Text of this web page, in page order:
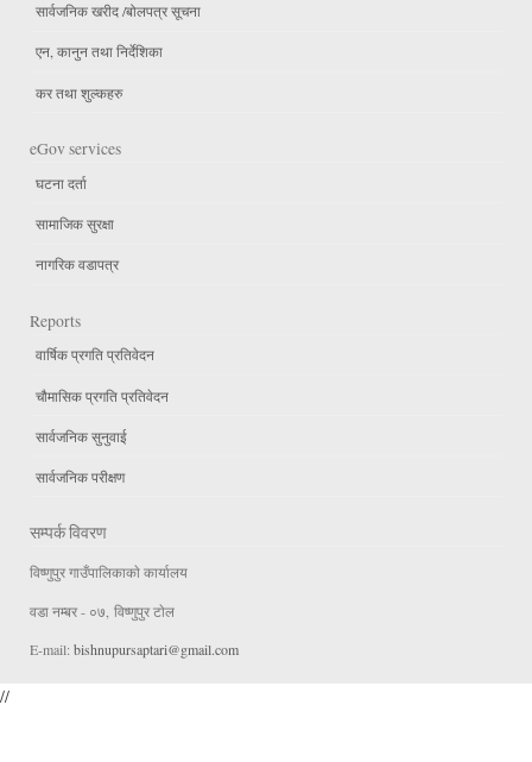
सार्वजनिक खरीद /बोलपत्र सूचना
एन, कानुन तथा निर्देशिका
कर तथा शुल्कहरु
eGov services
घटना दर्ता
सामाजिक सुरक्षा
नागरिक वडापत्र
Reports
वार्षिक प्रगति प्रतिवेदन
चौमासिक प्रगति प्रतिवेदन
सार्वजनिक सुनुवाई
सार्वजनिक परीक्षण
सम्पर्क विवरण
विष्णुपुर गाउँपालिकाकाे कार्यालय
वडा न‌म्बर - ०७, विष्णुपुर टाेल
E-mail: bishnupursaptari@gmail.com
//